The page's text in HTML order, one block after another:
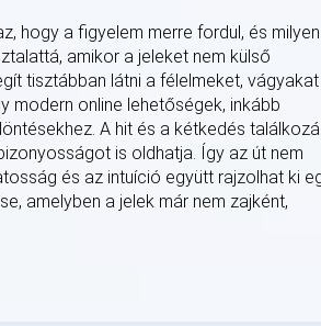
hogy a figyelem merre fordul, és milyen
amikor a jeleket nem külső
tisztábban látni a félelmeket, vágyakat
modern online lehetőségek, inkább
A hit és a kétkedés
is oldhatja. Így az út nem
és az intuíció együtt rajzolhat ki
amelyben a jelek már nem zajként,